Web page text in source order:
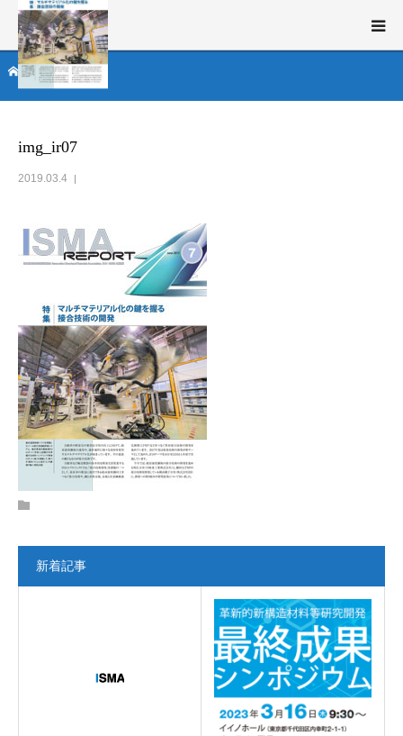
img_ir07
img_ir07
2019.03.4
新着記事
新構造材料技術研究組合（ISMA）とは
研究開発
ニュース・イベント